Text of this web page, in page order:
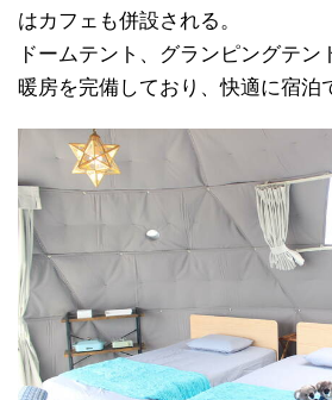
はカフェも併設される。
ドームテント、グランピングテン
暖房を完備しており、快適に宿泊